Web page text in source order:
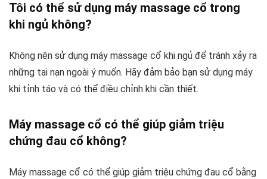
Tôi có thể sử dụng máy massage cổ trong
khi ngủ không?
Không nên sử dụng máy massage cổ khi ngủ để tránh xảy ra
những tai nạn ngoài ý muốn. Hãy đảm bảo bạn sử dụng máy
khi tỉnh táo và có thể điều chỉnh khi cần thiết.
Máy massage cổ có thể giúp giảm triệu
chứng đau cổ không?
Máy massage cổ có thể giúp giảm triệu chứng đau cổ bằng